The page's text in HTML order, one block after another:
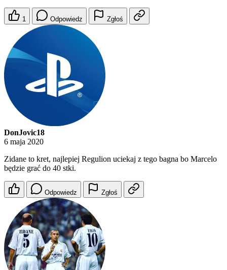
1 Odpowiedz Zgłoś
DonJovic18
6 maja 2020
Zidane to kret, najlepiej Regulion uciekaj z tego bagna bo Marcelo
będzie grać do 40 stki.
Odpowiedz Zgłoś